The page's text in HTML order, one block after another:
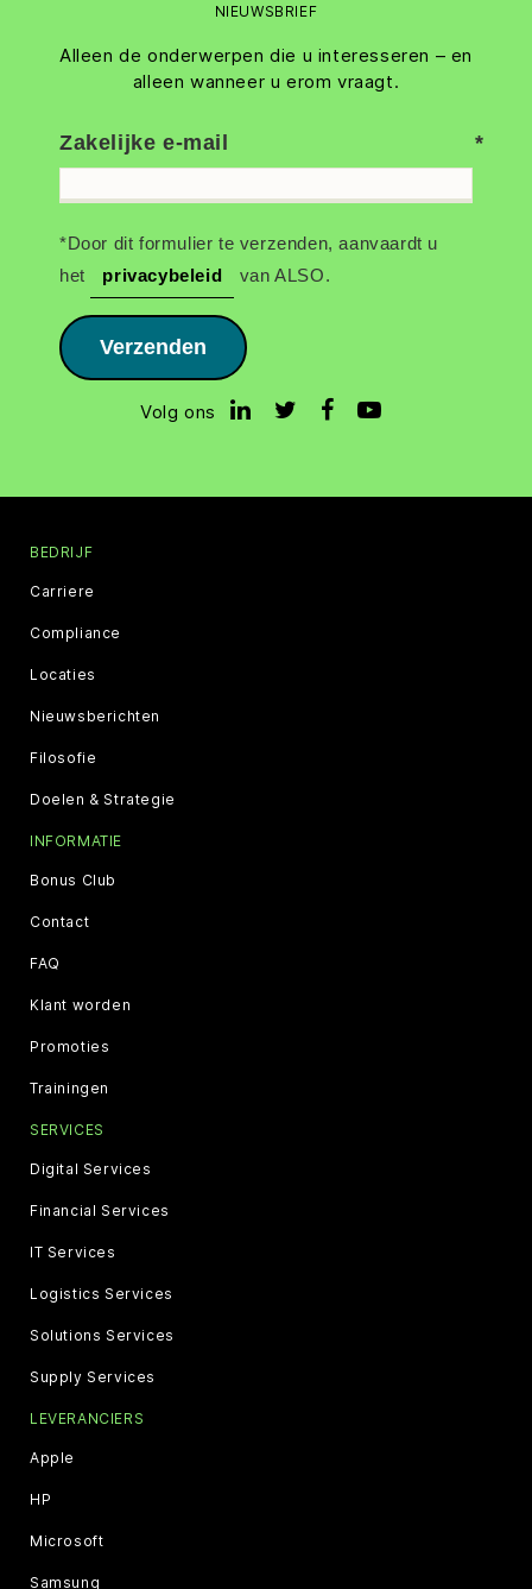
NIEUWSBRIEF
Alleen de onderwerpen die u interesseren – en
alleen wanneer u erom vraagt.
Zakelijke e-mail
*Door dit formulier te verzenden, aanvaardt u
het
privacybeleid van ALSO.
Verzenden
Volg ons
BEDRIJF
Carriere
Compliance
Locaties
Nieuwsberichten
Filosofie
Doelen & Strategie
INFORMATIE
Bonus Club
Contact
FAQ
Klant worden
Promoties
Trainingen
SERVICES
Digital Services
Financial Services
IT Services
Logistics Services
Solutions Services
Supply Services
LEVERANCIERS
Apple
HP
Microsoft
Samsung